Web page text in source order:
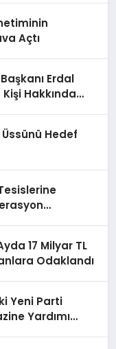
Açtı
Erdal
Hakkında
Üssünü Hedef
17 Milyar TL
Odaklandı
Yeni Parti
Yardımı